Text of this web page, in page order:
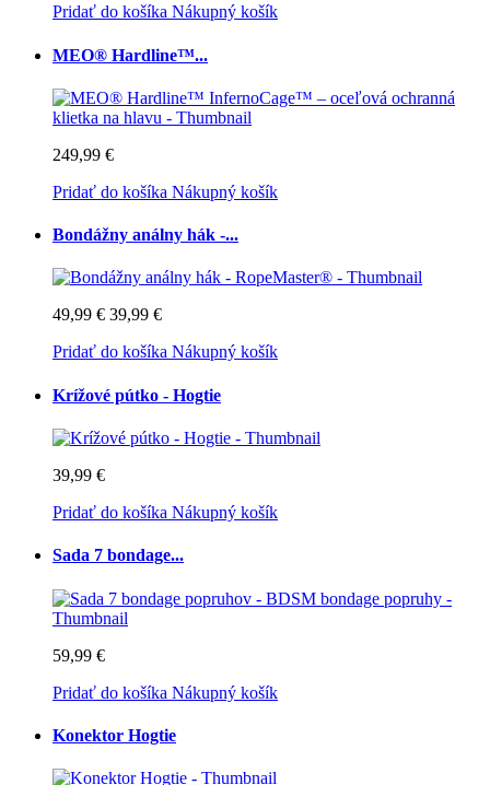
Pridať do košíka Nákupný košík
MEO® Hardline™...
249,99 €
Pridať do košíka Nákupný košík
Bondážny análny hák -...
49,99 € 39,99 €
Pridať do košíka Nákupný košík
Krížové pútko - Hogtie
39,99 €
Pridať do košíka Nákupný košík
Sada 7 bondage...
59,99 €
Pridať do košíka Nákupný košík
Konektor Hogtie